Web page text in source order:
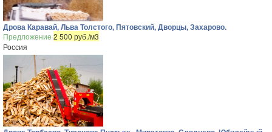
Дрова Каравай, Льва Толстого, Пятовский, Дворцы, Захарово.
Предложение 2 500 руб./м3
Россия